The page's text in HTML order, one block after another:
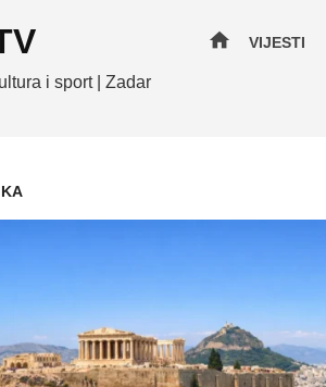
i sport | Zadar
home VIJESTI